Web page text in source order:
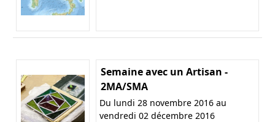
Semaine avec un Artisan -
2MA/SMA
Du lundi 28 novembre 2016 au
vendredi 02 décembre 2016